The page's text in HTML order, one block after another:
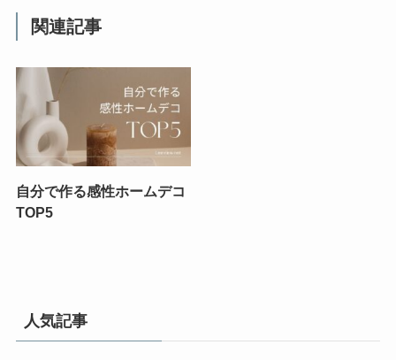
関連記事
自分で作る感性ホームデコ
TOP5
人気記事